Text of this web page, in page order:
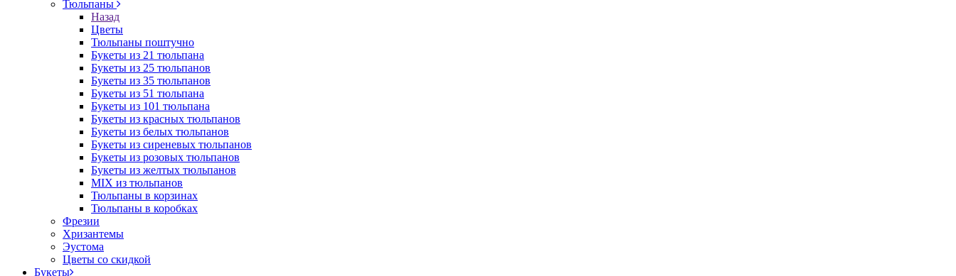
Тюльпаны
Назад
Цветы
Тюльпаны поштучно
Букеты из 21 тюльпана
Букеты из 25 тюльпанов
Букеты из 35 тюльпанов
Букеты из 51 тюльпана
Букеты из 101 тюльпана
Букеты из красных тюльпанов
Букеты из белых тюльпанов
Букеты из сиреневых тюльпанов
Букеты из розовых тюльпанов
Букеты из желтых тюльпанов
MIX из тюльпанов
Тюльпаны в корзинах
Тюльпаны в коробках
Фрезии
Хризантемы
Эустома
Цветы со скидкой
Букеты